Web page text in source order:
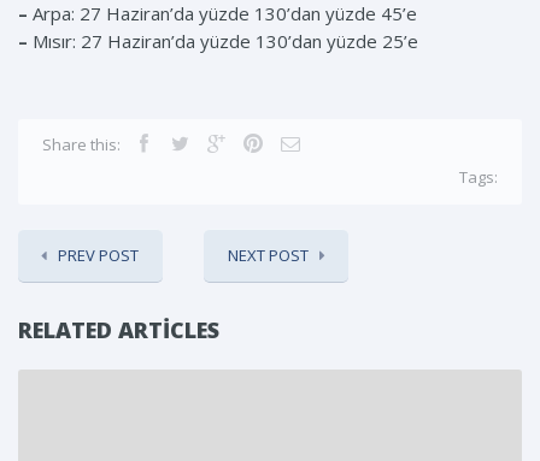
– Arpa: 27 Haziran’da yüzde 130’dan yüzde 45’e
– Mısır: 27 Haziran’da yüzde 130’dan yüzde 25’e
Share this:
Tags:
PREV POST NEXT POST
RELATED ARTICLES